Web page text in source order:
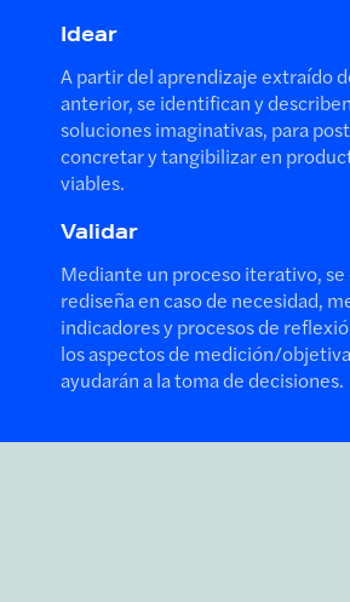
Idear
A partir del aprendizaje extraído
anterior, se identifican y
soluciones imaginativas, para
concretar y tangibilizar en
viables.
Validar
Mediante un proceso iterativo, se
rediseña en caso de necesidad,
indicadores y procesos de
los aspectos de medición/
ayudarán a la toma de decisiones.